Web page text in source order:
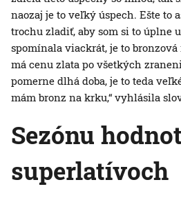
naozaj je to veľký úspech. Ešte to
trochu zladiť, aby som si to úplne
spomínala viackrát, je to
má cenu zlata po všetkých
pomerne dlhá doba, je to teda
mám bronz na krku,“ vyhlásila
Sezónu
superlatívoch